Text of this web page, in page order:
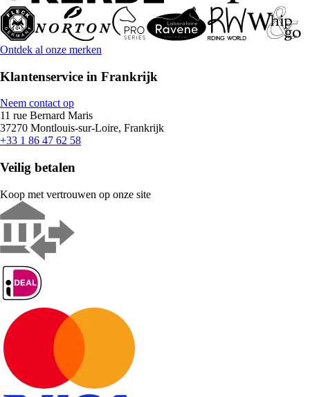
Ontdek al onze merken
Klantenservice in Frankrijk
Neem contact op
11 rue Bernard Maris
37270 Montlouis-sur-Loire, Frankrijk
+33 1 86 47 62 58
Veilig betalen
Koop met vertrouwen op onze site